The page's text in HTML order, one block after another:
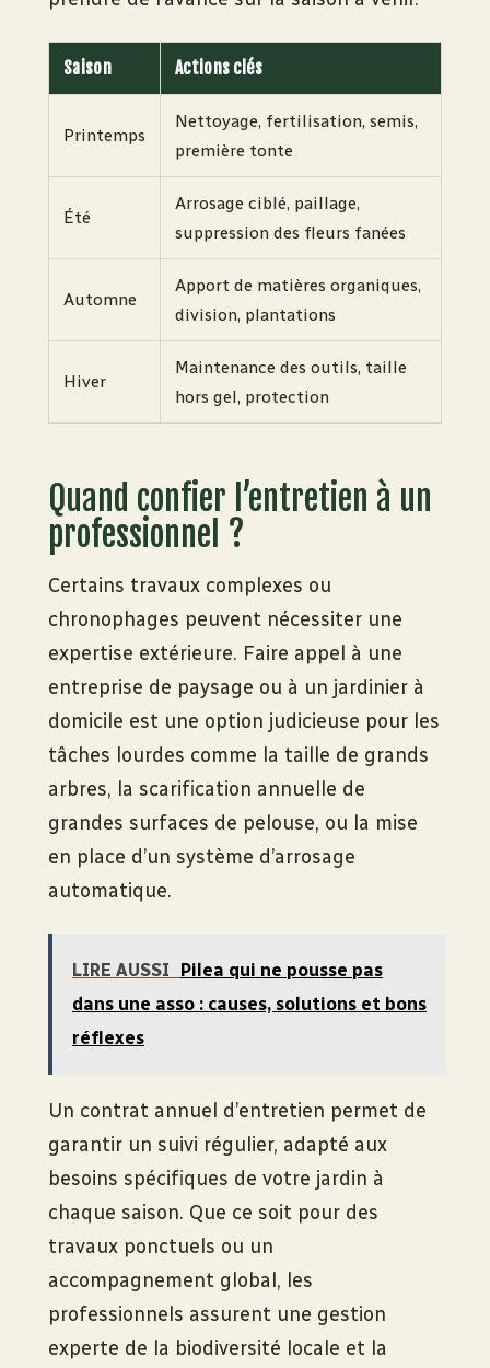
Saison Actions clés
Printemps
Nettoyage, fertilisation, semis,
première tonte
Été
Arrosage ciblé, paillage,
suppression des fleurs fanées
Automne
Apport de matières organiques,
division, plantations
Hiver
Maintenance des outils, taille
hors gel, protection
Quand confier l’entretien à un
professionnel ?
Certains travaux complexes ou
chronophages peuvent nécessiter une
expertise extérieure. Faire appel à une
entreprise de paysage ou à un jardinier à
domicile est une option judicieuse pour les
tâches lourdes comme la taille de grands
arbres, la scarification annuelle de
grandes surfaces de pelouse, ou la mise
en place d’un système d’arrosage
automatique.
LIRE AUSSI
Pilea qui ne pousse pas
dans une asso : causes, solutions et bons
réflexes
Un contrat annuel d’entretien permet de
garantir un suivi régulier, adapté aux
besoins spécifiques de votre jardin à
chaque saison. Que ce soit pour des
travaux ponctuels ou un
accompagnement global, les
professionnels assurent une gestion
experte de la biodiversité locale et la